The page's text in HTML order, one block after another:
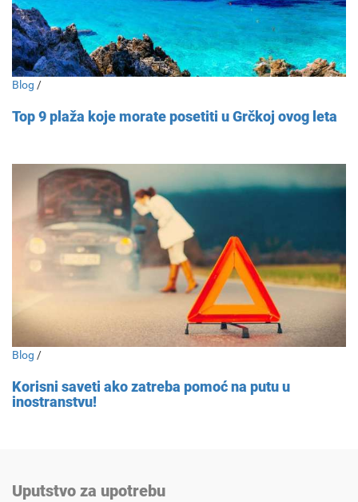
Blog /
Top 9 plaža koje morate posetiti u Grčkoj ovog leta
Blog /
Korisni saveti ako zatreba pomoć na putu u
inostranstvu!
Uputstvo za upotrebu